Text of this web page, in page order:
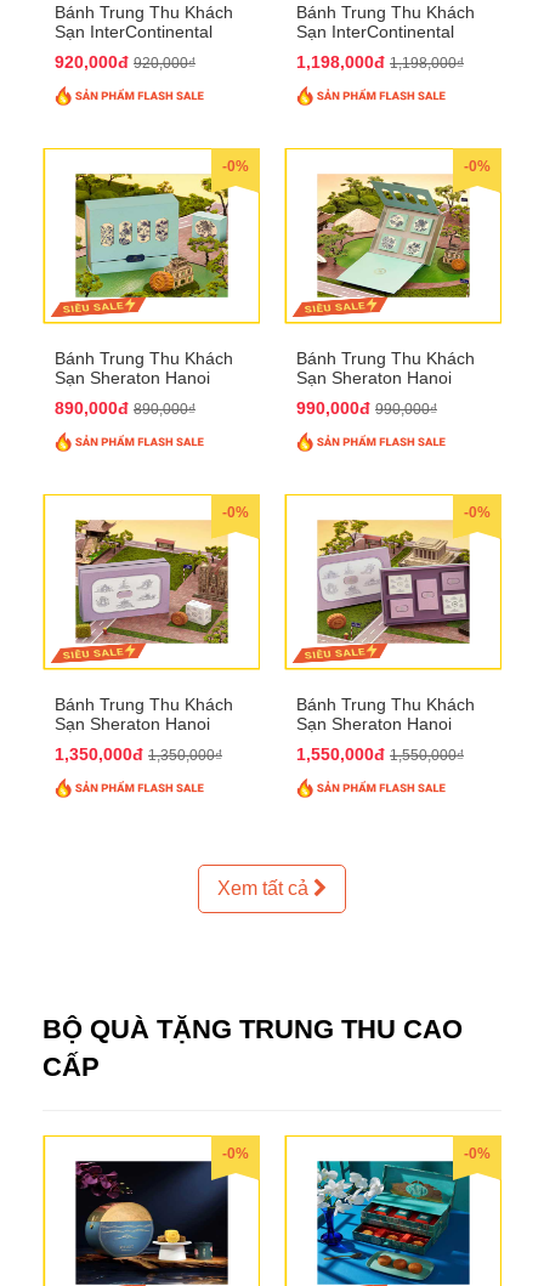
Bánh Trung Thu Khách
Sạn InterContinental
QTTT26
920,000đ 920,000₫
Bánh Trung Thu Khách
Sạn InterContinental
QTTT27
1,198,000đ 1,198,000₫
-0%
Bánh Trung Thu Khách
Sạn Sheraton Hanoi
890,000đ 890,000₫
-0%
Bánh Trung Thu Khách
Sạn Sheraton Hanoi
990,000đ 990,000₫
-0%
Bánh Trung Thu Khách
Sạn Sheraton Hanoi
1,350,000đ 1,350,000₫
-0%
Bánh Trung Thu Khách
Sạn Sheraton Hanoi
1,550,000đ 1,550,000₫
Xem tất cả
BỘ QUÀ TẶNG TRUNG THU CAO
CẤP
-0% -0%